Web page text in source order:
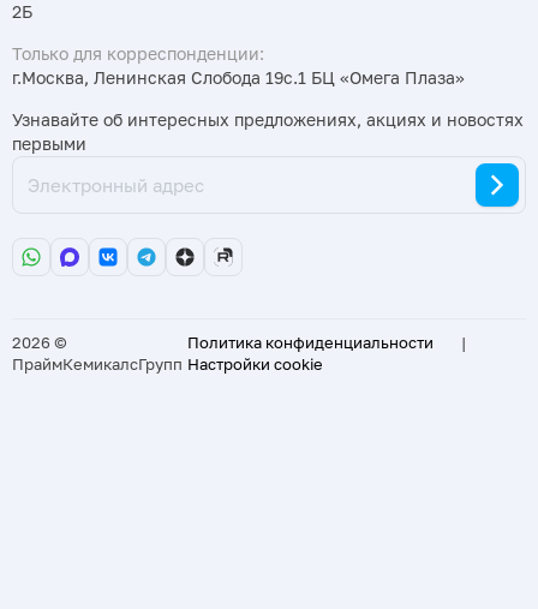
2Б
Только для корреспонденции:
г.Москва, Ленинская Слобода 19с.1 БЦ «Омега Плаза»
Узнавайте об интересных предложениях, акциях и новостях
первыми
2026 ©
ПраймКемикалсГрупп
Политика конфиденциальности
|
Настройки cookie